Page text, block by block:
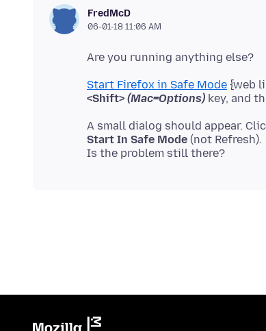
FredMcD
06-01-18 11:06 AM
Start Firefox in Safe Mode
<Shift> (Mac=Options)
Start In Safe Mode (not Refresh).